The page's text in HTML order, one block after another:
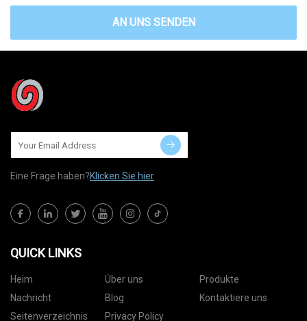
AN UNS SENDEN
Eine Frage haben?Klicken Sie hier
QUICK LINKS
Heim Über uns
Produkte
Nachricht
Blog
Kontaktiere uns
Seitenverzeichnis
Privacy Policy